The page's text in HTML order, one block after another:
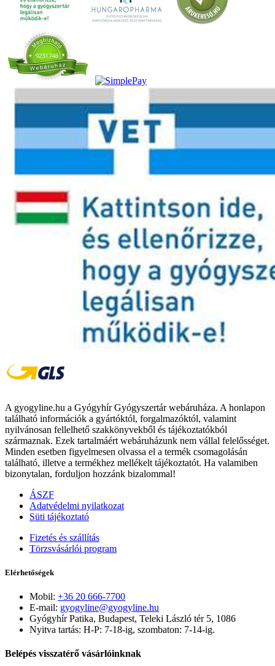
A gyogyline.hu a Gyógyhír Gyógyszertár webáruháza. A honlapon
található információk a gyártóktól, forgalmazóktól, valamint
nyilvánosan fellelhető szakkönyvekből és tájékoztatókból
származnak. Ezek tartalmáért webáruházunk nem vállal felelősséget.
Minden esetben figyelmesen olvassa el a termék csomagolásán
található, illetve a termékhez mellékelt tájékoztatót. Ha valamiben
bizonytalan, forduljon hozzánk bizalommal!
ÁSZF
Adatvédelmi nyilatkozat
Süti tájékoztató
Fizetés és szállítás
Törzsvásárlói program
Elérhetőségek
Mobil: +36 20 666-7700
E-mail: gyogyline@gyogyline.hu
Gyógyhír Patika, Budapest, Teleki László tér 5, 1086
Nyitva tartás: H-P: 7-18-ig, szombaton: 7-14-ig.
Belépés visszatérő vásárlóinknak